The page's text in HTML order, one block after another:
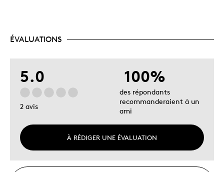
ÉVALUATIONS
5.0
2 avis
À RÉDIGER UNE ÉVALUATION
100%
des répondants
recommanderaient à un
ami